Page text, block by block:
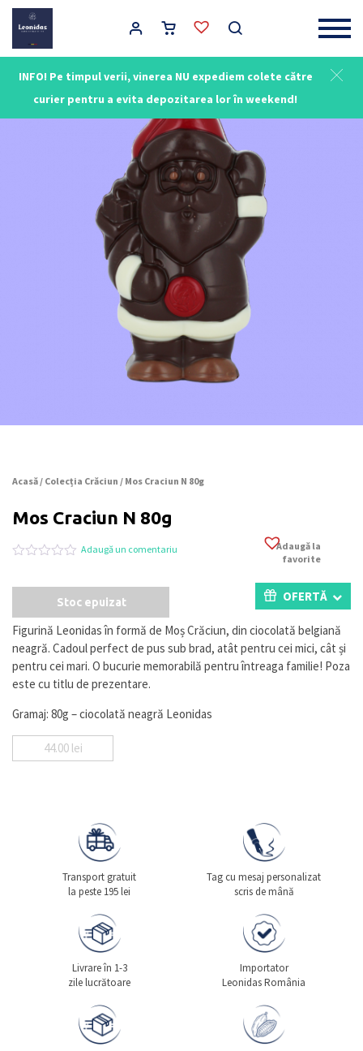
INFO! Pe timpul verii, vinerea NU expediem colete către
curier pentru a evita depozitarea lor în weekend!
Main Navigation
Acasă / Colecția Crăciun / Mos Craciun N 80g
Mos Craciun N 80g
5
pe
baza
a
evaluări
de
la
Adaugă un comentariu
Adaugă la
favorite
Stoc epuizat OFERTĂ
Figurină Leonidas în formă de Moș Crăciun, din ciocolată belgiană
neagră. Cadoul perfect de pus sub brad, atât pentru cei mici, cât și
pentru cei mari. O bucurie memorabilă pentru întreaga familie! Poza
este cu titlu de prezentare.
Gramaj: 80g – ciocolată neagră Leonidas
44.00 lei
Transport gratuit
la peste 195 lei
Tag cu mesaj personalizat
scris de mână
Livrare în 1-3
zile lucrătoare
Importator
Leonidas România